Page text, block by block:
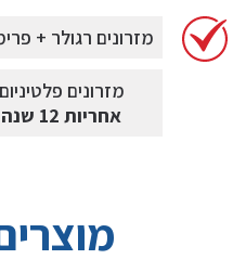
מזרונים רגולר +
מזרונים פלטיניום
אחריות 12 שנה